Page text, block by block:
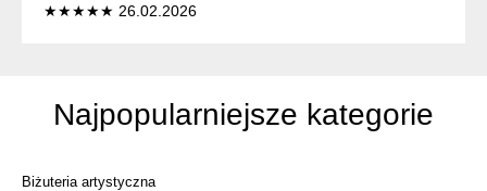
★★★★★ 26.02.2026
Najpopularniejsze kategorie
Biżuteria artystyczna